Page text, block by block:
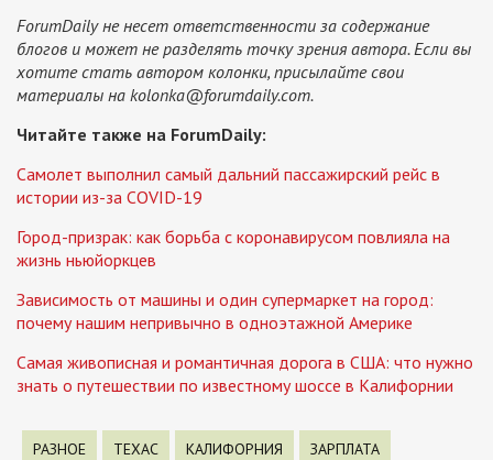
ForumDaily не несет ответственности за содержание
блогов и может не разделять точку зрения автора. Если вы
хотите стать автором колонки, присылайте свои
материалы на kolonka@forumdaily.com.
Читайте также на ForumDaily:
Самолет выполнил самый дальний пассажирский рейс в
истории из-за COVID-19
Город-призрак: как борьба с коронавирусом повлияла на
жизнь ньюйоркцев
Зависимость от машины и один супермаркет на город:
почему нашим непривычно в одноэтажной Америке
Самая живописная и романтичная дорога в США: что нужно
знать о путешествии по известному шоссе в Калифорнии
РАЗНОЕ ТЕХАС КАЛИФОРНИЯ ЗАРПЛАТА